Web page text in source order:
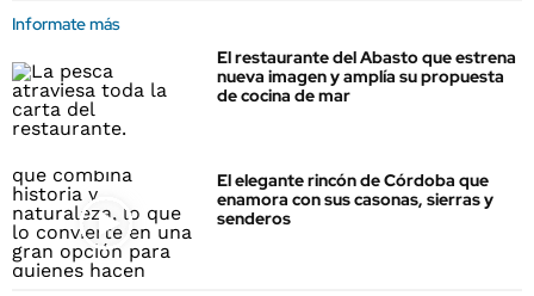
Informate más
El restaurante del Abasto que estrena
nueva imagen y amplía su propuesta
de cocina de mar
El elegante rincón de Córdoba que
enamora con sus casonas, sierras y
senderos